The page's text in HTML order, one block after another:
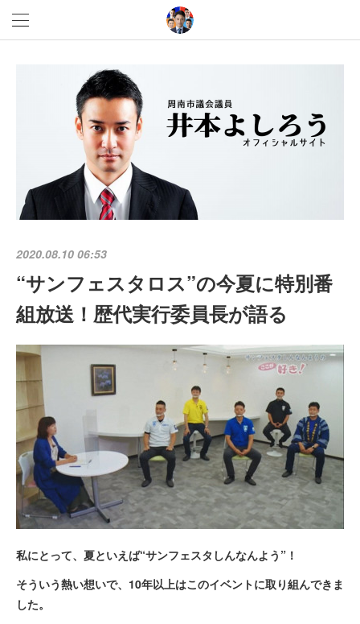
2020.08.10 06:53
“サンフェスタロス”の今夏に特別番
組放送！歴代実行委員長が語る
私にとって、夏といえば“サンフェスタしんなんよう”！
そういう熱い想いで、10年以上はこのイベントに取り組んできま
した。